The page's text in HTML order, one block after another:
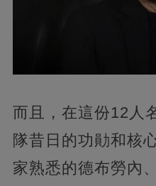
而且，在這份12人
隊昔日的功勛和核
家熟悉的德布勞內